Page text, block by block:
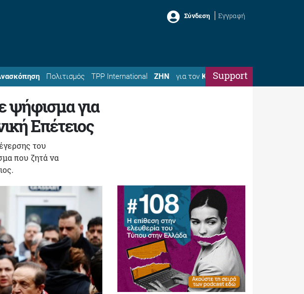
Σύνδεση Εγγραφή
Πολιτισμός TPP International ΖΗΝ για τον ΚώσταSupport
ψήφισμα για
Επέτειος
του
που ζητά να